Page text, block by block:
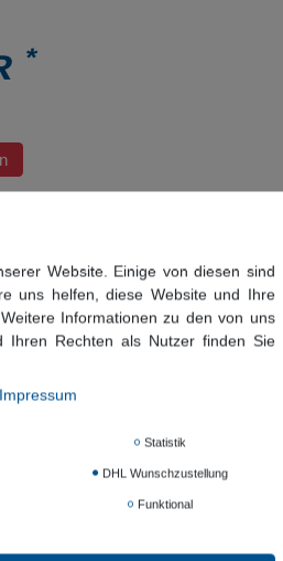
*
Website. Einige von diesen sind
uns helfen, diese Website und Ihre
Informationen zu den von uns
Ihren Rechten als Nutzer finden Sie
Impressum
Statistik
DHL Wunschzustellung
Funktional